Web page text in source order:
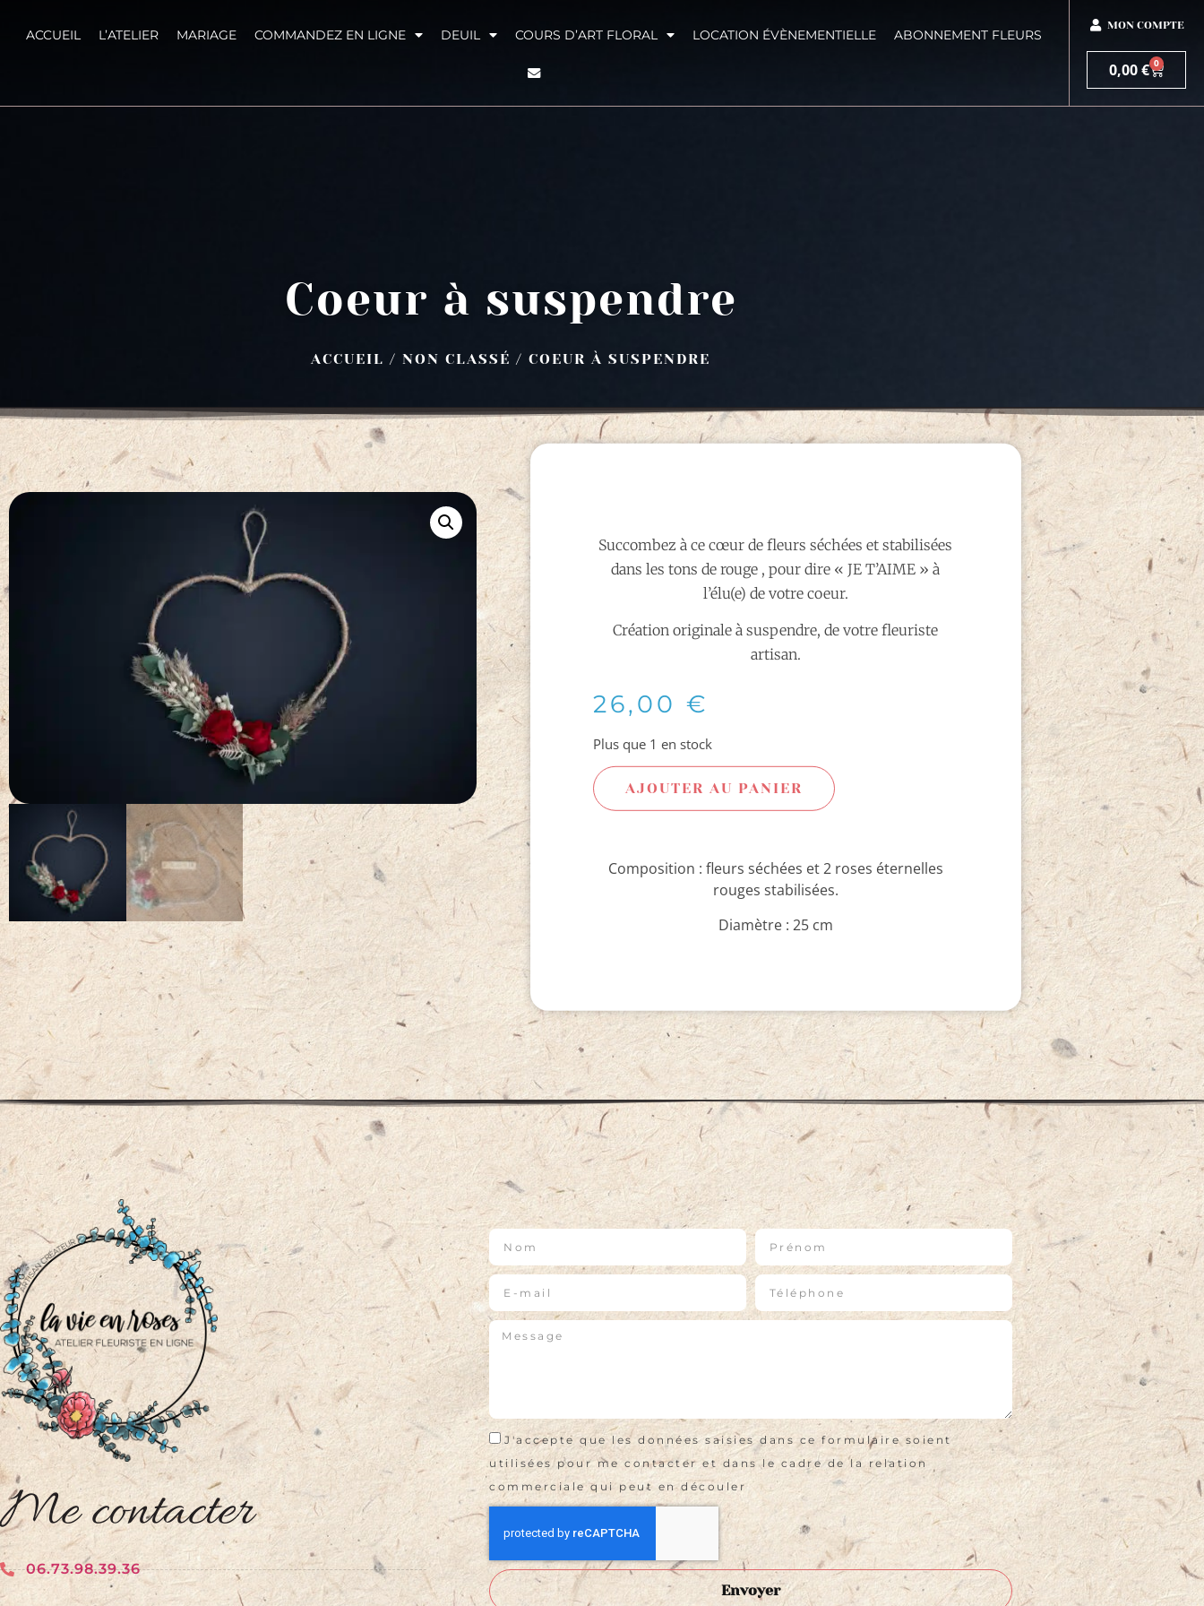
ACCUEIL L’ATELIER MARIAGE COMMANDEZ EN LIGNE DEUIL COURS D’ART FLORAL LOCATION ÉVÈNEMENTIELLE ABONNEMENT FLEURS
MON COMPTE
0,00€ 0
Coeur à suspendre
ACCUEIL / NON CLASSÉ / COEUR À SUSPENDRE
Succombez à ce cœur de fleurs séchées et stabilisées
dans les tons de rouge , pour dire « JE T’AIME » à
l’élu(e) de votre coeur.
Création originale à suspendre, de votre fleuriste
artisan.
26,00 €
Plus que 1 en stock
AJOUTER AU PANIER
Composition : fleurs séchées et 2 roses éternelles
rouges stabilisées.
Diamètre : 25 cm
Me contacter
06.73.98.39.36
J'accepte que les données saisies dans ce formulaire soient
utilisées pour me contacter et dans le cadre de la relation
commerciale qui peut en découler
Envoyer